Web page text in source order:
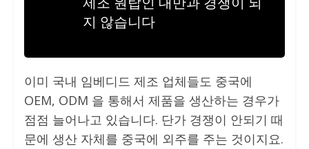
지 않습니다
이미 국내 임베디드 제조 업체들도 중국에
OEM, ODM 을 통해서 제품을 생산하는 경우가
점점 늘어나고 있습니다. 단가 경쟁이 안되기 때
문에 생산 자체를 중국에 외주를 주는 것이지요.